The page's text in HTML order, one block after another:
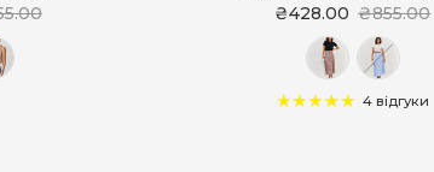
₴428.00 ₴855.00
4 відгуки